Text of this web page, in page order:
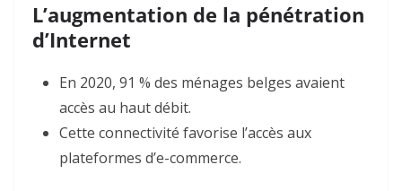
L’augmentation de la pénétration
d’Internet
En 2020, 91 % des ménages belges avaient
accès au haut débit.
Cette connectivité favorise l’accès aux
plateformes d’e-commerce.